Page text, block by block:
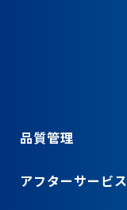
品質管理
アフターサービス